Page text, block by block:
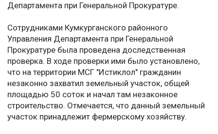
Департамента при Генеральной Прокуратуре.
Сотрудниками Кумкурганского районного
Управления Департамента при Генеральной
Прокуратуре была проведена доследственная
проверка. В ходе проверки ими было установлено,
что на территории МСГ "Истиклол" гражданин
незаконно захватил земельный участок, общей
площадью 50 соток и начал там незаконное
строительство. Отмечается, что данный земельный
участок принадлежит фермерскому хозяйству.